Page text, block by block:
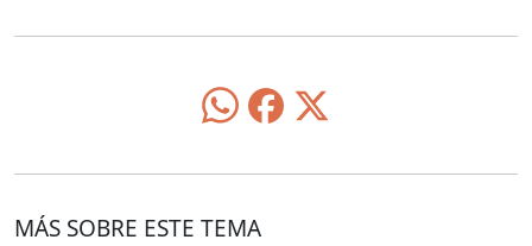
MÁS SOBRE ESTE TEMA